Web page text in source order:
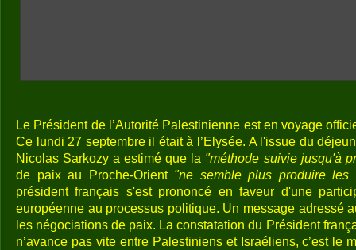
Le Président de l’Autorité Palestinienne est en voyage
Ce lundi 27 septembre il était à l’Elysée. A l'issue du
Nicolas Sarkozy a estimé que la "méthode suivie jusqu'à
de paix au Proche-Orient "ne semble plus produire les
président français s'est prononcé en faveur d'une
européenne au processus politique. Un message adressé
les négociations de paix. La constatation du Président
n’avance pas vite entre Palestiniens et Israéliens, c’est le